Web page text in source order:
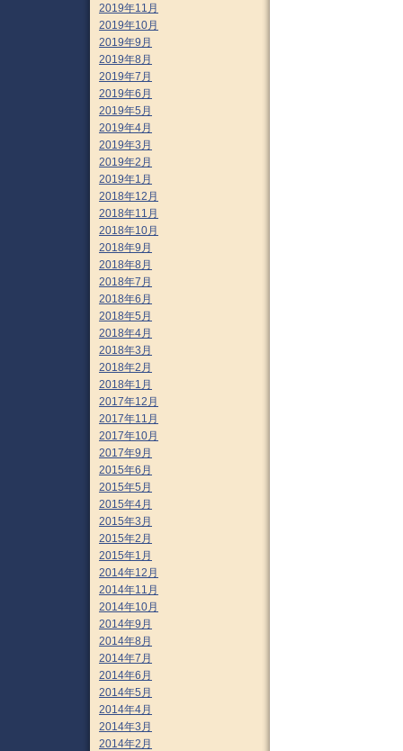
2019年11月
2019年10月
2019年9月
2019年8月
2019年7月
2019年6月
2019年5月
2019年4月
2019年3月
2019年2月
2019年1月
2018年12月
2018年11月
2018年10月
2018年9月
2018年8月
2018年7月
2018年6月
2018年5月
2018年4月
2018年3月
2018年2月
2018年1月
2017年12月
2017年11月
2017年10月
2017年9月
2015年6月
2015年5月
2015年4月
2015年3月
2015年2月
2015年1月
2014年12月
2014年11月
2014年10月
2014年9月
2014年8月
2014年7月
2014年6月
2014年5月
2014年4月
2014年3月
2014年2月